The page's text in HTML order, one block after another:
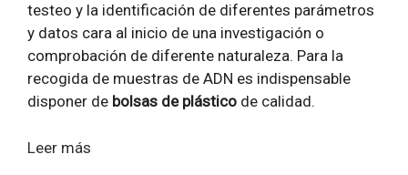
testeo y la identificación de diferentes parámetros
y datos cara al inicio de una investigación o
comprobación de diferente naturaleza. Para la
recogida de muestras de ADN es indispensable
disponer de bolsas de plástico de calidad.
Leer más